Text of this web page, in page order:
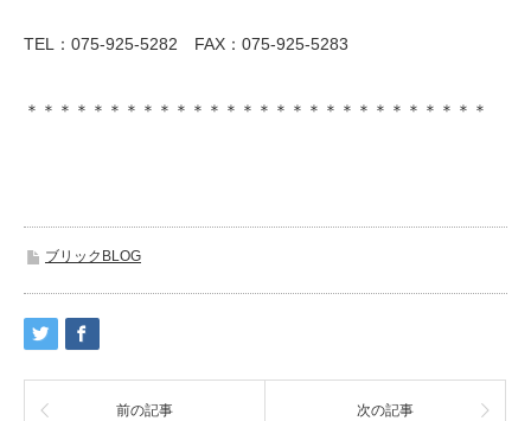
TEL：075-925-5282 FAX：075-925-5283
＊＊＊＊＊＊＊＊＊＊＊＊＊＊＊＊＊＊＊＊＊＊＊＊＊＊＊＊
ブリックBLOG
前の記事 次の記事